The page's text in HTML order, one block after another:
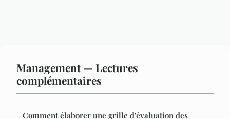
Management — Lectures
complémentaires
Comment élaborer une grille d'évaluation des